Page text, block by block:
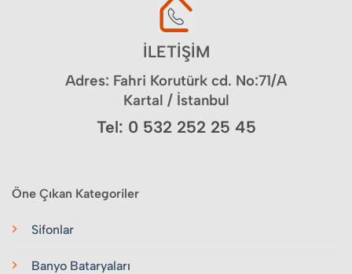
İLETİŞİM
Adres: Fahri Korutürk cd. No:71/A
Kartal / İstanbul
Tel: 0 532 252 25 45
Öne Çıkan Kategoriler
Sifonlar
Banyo Bataryaları